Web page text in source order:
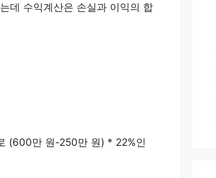
데 수익계산은 손실과 이익의 합
(600만 원-250만 원) * 22%인